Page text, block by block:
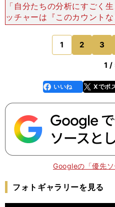
「自分たちの分析にすごく
ッチャーは『このカウント
いる』とクセがわかり、ピ
外とこの球種のストライク
ントで使お
1 2 3のページへ
1 /
faceboo
k
いいね Xでポ
Googleの「優先
フォトギャラリーを見る